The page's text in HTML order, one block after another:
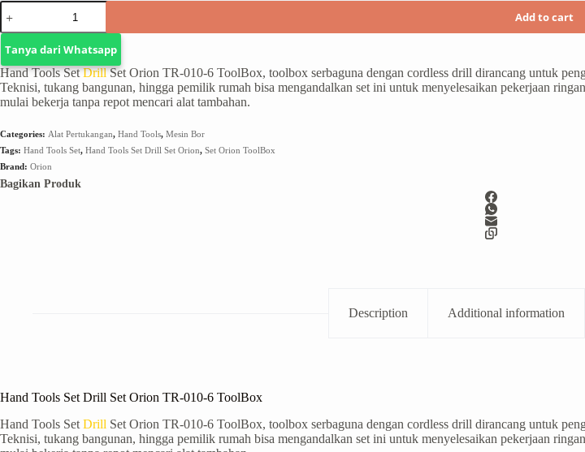
Add to cart
Tanya dari Whatsapp
Hand Tools SetDrillSet Orion TR-010-6 ToolBox, toolbox serbaguna dengan cordless drill dirancang untuk
Teknisi, tukang bangunan, hingga pemilik rumah bisa mengandalkan set ini untuk menyelesaikan pekerjaan
mulai bekerja tanpa repot mencari alat tambahan.
Categories: Alat Pertukangan, Hand Tools, Mesin Bor
Tags: Hand Tools Set, Hand Tools Set Drill Set Orion, Set Orion ToolBox
Brand: Orion
Bagikan Produk
Description Additional information
Hand Tools Set Drill Set Orion TR-010-6 ToolBox
Hand Tools Set Drill Set Orion TR-010-6 ToolBox, toolbox serbaguna dengan cordless drill dirancang untuk
Teknisi, tukang bangunan, hingga pemilik rumah bisa mengandalkan set ini untuk menyelesaikan pekerjaan